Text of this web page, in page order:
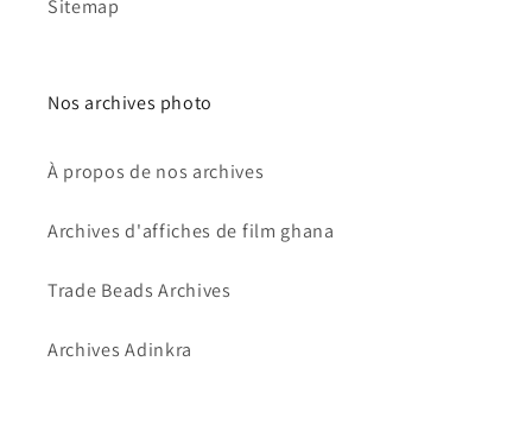
Sitemap
Nos archives photo
À propos de nos archives
Archives d'affiches de film ghana
Trade Beads Archives
Archives Adinkra